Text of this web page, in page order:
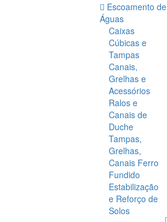
Escoamento de
Águas
Caixas
Cúbicas e
Tampas
Canais,
Grelhas e
Acessórios
Ralos e
Canais de
Duche
Tampas,
Grelhas,
Canais Ferro
Fundido
Estabilização
e Reforço de
Solos